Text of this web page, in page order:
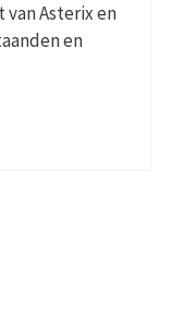
van Asterix en
en